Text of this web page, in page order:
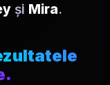
și Mira.